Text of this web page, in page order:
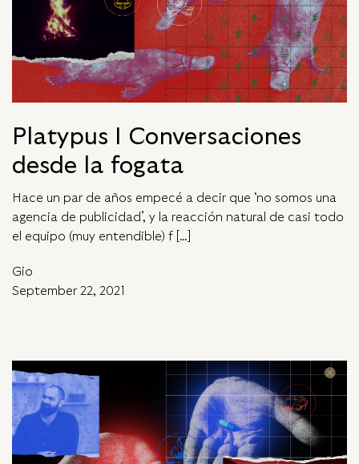
Platypus I Conversaciones
desde la fogata
Hace un par de años empecé a decir que ‘no somos una
agencia de publicidad’, y la reacción natural de casi todo
el equipo (muy entendible) f […]
Gio
September 22, 2021